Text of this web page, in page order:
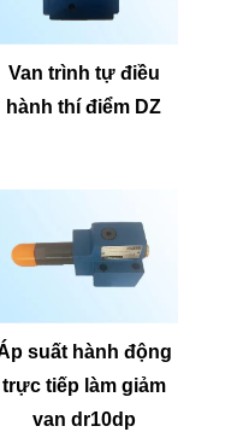
Van trình tự điều
hành thí điểm DZ
suất hành động
trực tiếp làm giảm
van dr10dp